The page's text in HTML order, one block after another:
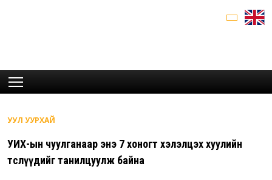
УУЛ УУРХАЙ
УИХ-ын чуулганаар энэ 7 хоногт хэлэлцэх хуулийн
төслүүдийг танилцуулж байна